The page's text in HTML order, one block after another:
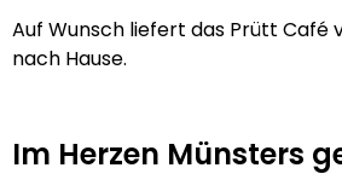
Auf Wunsch liefert das Prütt Café
nach Hause.
Im Herzen Münsters